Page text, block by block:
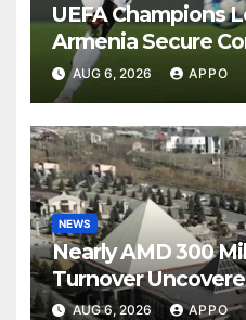
UEFA Champions
Armenia Secure
Over Shamrock
AUG 6, 2026 APPO
NEWS
Nearly AMD 300
Turnover
Owned
AUG 6, 2026 APPO